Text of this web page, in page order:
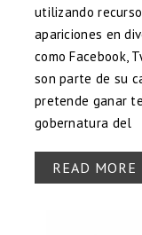
utilizando
apariciones en
como Facebook,
son parte de su
pretende ganar
gobernatura del
READ MORE